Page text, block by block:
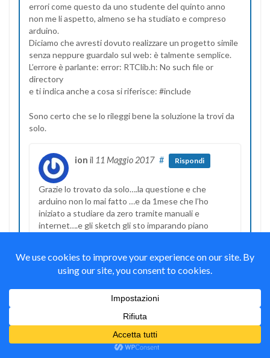
errori come questo da uno studente del quinto anno
non me li aspetto, almeno se ha studiato e compreso
arduino.
Diciamo che avresti dovuto realizzare un progetto simile
senza neppure guardalo sul web: è talmente semplice.
L’errore è parlante: error: RTClib.h: No such file or
directory
e ti indica anche a cosa si riferisce: #include
Sono certo che se lo rileggi bene la soluzione la trovi da
solo.
ion il 11 Maggio 2017 # Rispondi
Grazie lo trovato da solo….la questione e che
arduino non lo mai fatto …e da 1mese che l’ho
iniziato a studiare da zero tramite manuali e
internet….e gli sketch gli sto imparando piano
Mauro Alfieriil11 Maggio 2017 #
sono certo che tu sia diventato più bravo con